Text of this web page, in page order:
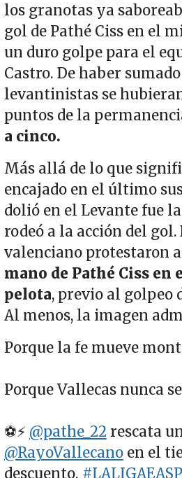
los granotas ya
gol de Pathé Ciss en el
un duro golpe para el
Castro. De haber
levantinistas se
puntos de la
a cinco.
Más allá de lo que
encajado en el último
dolió en el Levante fue
rodeó a la acción del
valenciano protestaron
mano de Pathé Ciss en
pelota, previo al golpeo
Al menos, la imagen
Porque la fe mueve
Porque Vallecas nunca
⚽️⚡️ @pathe_22rescata
@RayoVallecanoen el
descuento.